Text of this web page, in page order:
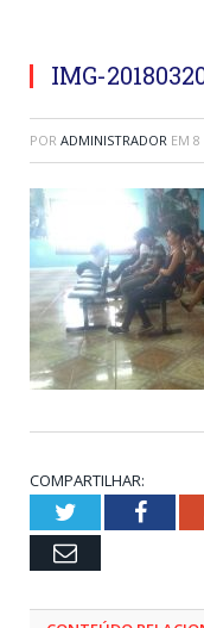
IMG-
POR ADMINISTRADOR EM 8
COMPARTILHAR:
Twitter
Email